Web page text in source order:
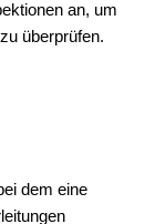
an, um
überprüfen.
dem eine